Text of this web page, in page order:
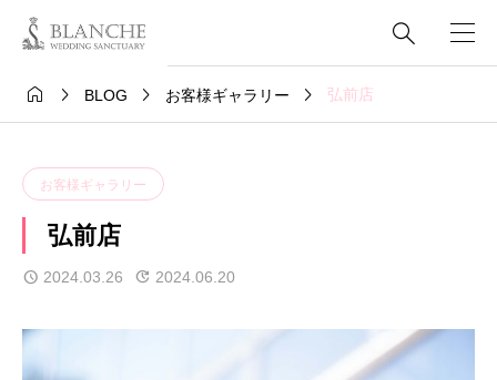

  BLOG  お客様ギャラリー  弘前店
お客様ギャラリー
弘前店
2024.03.26 2024.06.20